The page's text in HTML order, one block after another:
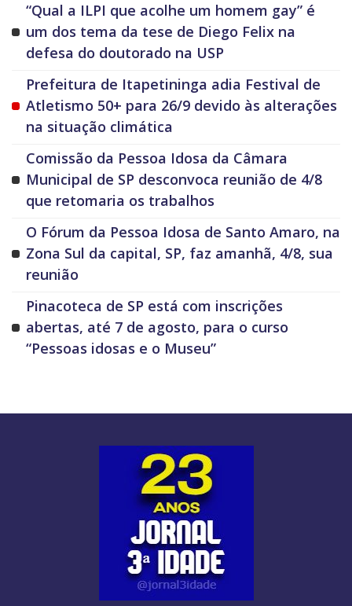
“Qual a ILPI que acolhe um homem gay” é
um dos tema da tese de Diego Felix na
defesa do doutorado na USP
Prefeitura de Itapetininga adia Festival de
Atletismo 50+ para 26/9 devido às alterações
na situação climática
Comissão da Pessoa Idosa da Câmara
Municipal de SP desconvoca reunião de 4/8
que retomaria os trabalhos
O Fórum da Pessoa Idosa de Santo Amaro, na
Zona Sul da capital, SP, faz amanhã, 4/8, sua
reunião
Pinacoteca de SP está com inscrições
abertas, até 7 de agosto, para o curso
“Pessoas idosas e o Museu”